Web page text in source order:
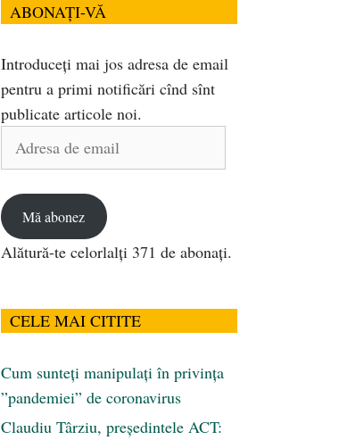
ABONAȚI-VĂ
Introduceți mai jos adresa de email
pentru a primi notificări cînd sînt
publicate articole noi.
Adresa
Mă abonez
Alătură-te celorlalți 371 de abonați.
CELE MAI CITITE
Cum sunteți manipulați în privința
”pandemiei” de coronavirus
Claudiu Târziu, președintele ACT: